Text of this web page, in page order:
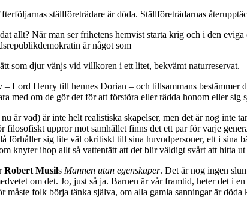
ställföreträdare är döda. Ställföreträdarnas
allt? När man ser frihetens hemvist starta krig och i den
är något som
som djur vänjs vid villkoren i ett litet, bekvämt naturreservat.
Lord Henry till hennes Dorian – och tillsammans bestämmer
med om de gör det för att förstöra eller rädda honom eller sig
är vad) är inte helt realistiska skapelser, men det är nog inte
filosofiskt uppror mot samhället finns det ett par för varje
förhåller sig lite väl okritiskt till sina huvudpersoner, ett i sina
knyter ihop allt så vattentätt att det blir väldigt svårt att hitta ut
Robert Musils Mannen utan egenskaper. Det är nog ingen
om det. Jo, just så ja. Barnen är vår framtid, heter det i
måste folk börja tänka själva, om alla gamla sanningar är